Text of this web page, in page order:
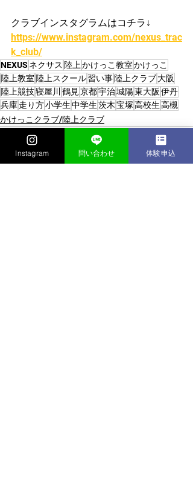
クラブインスタグラムはコチラ↓
https://www.instagram.com/nexus_trac
k_club/
NEXUS ネクサス 陸上かけっこ教室かけっこ
陸上教室 陸上スクール習い事陸上クラブ大阪
陸上競技寝屋川 鶴見京都宇治城陽東大阪 伊丹
兵庫走り方小学生中学生茨木宝塚高校生高槻
かけっこクラブ/陸上クラブ
Instagram 問い合わせ 体験申込